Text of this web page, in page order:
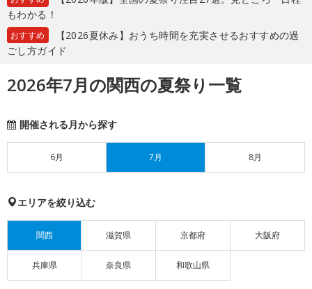
もわかる！
おすすめ
【2026夏休み】おうち時間を充実させるおすすめの過
ごし方ガイド
2026年7月の関西の夏祭り一覧
開催される月から探す
6月 7月 8月
エリアを絞り込む
関西 滋賀県 京都府 大阪府
兵庫県 奈良県 和歌山県